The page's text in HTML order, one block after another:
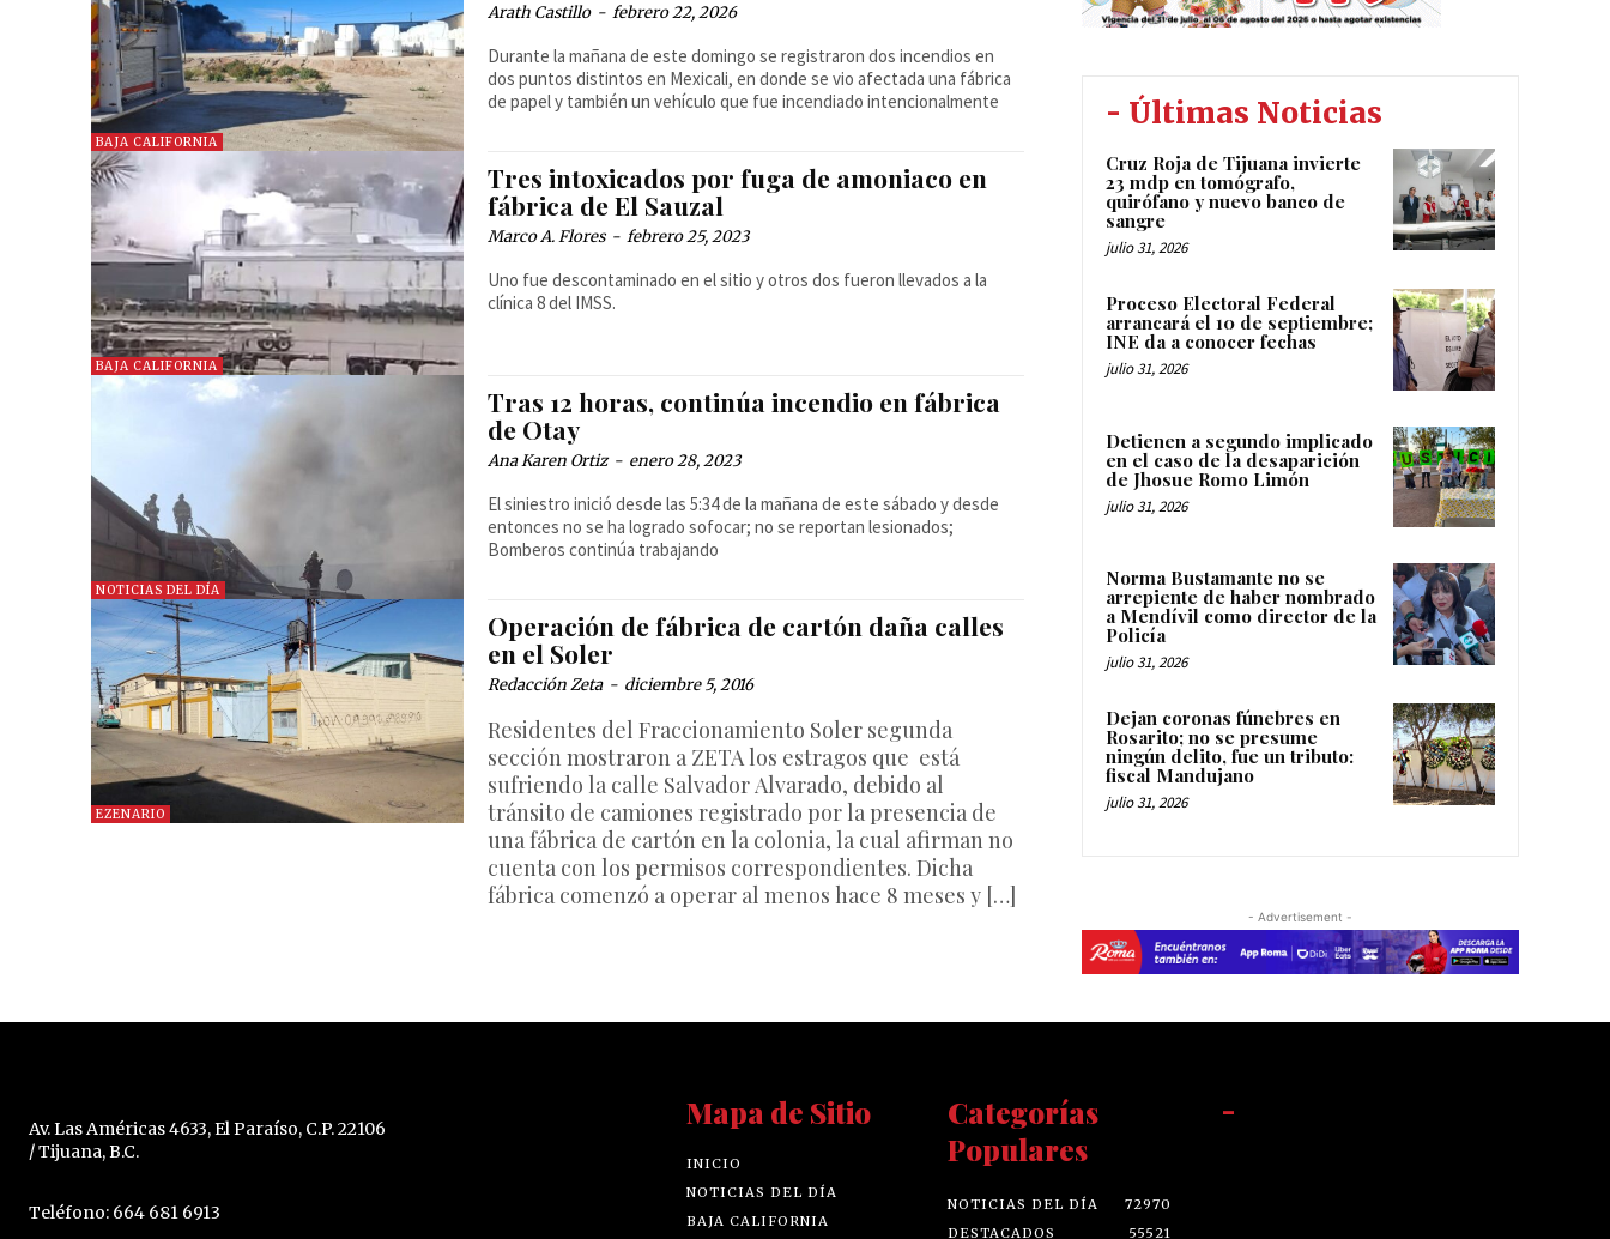
BAJA CALIFORNIA
Arath Castillo - febrero 22, 2026
Durante la mañana de este domingo se registraron dos incendios en
dos puntos distintos en Mexicali, en donde se vio afectada una fábrica
de papel y también un vehículo que fue incendiado intencionalmente
BAJA CALIFORNIA
Tres intoxicados por fuga de amoniaco en
fábrica de El Sauzal
Marco A. Flores - febrero 25, 2023
Uno fue descontaminado en el sitio y otros dos fueron llevados a la
clínica 8 del IMSS.
NOTICIAS DEL DÍA
Tras 12 horas, continúa incendio en fábrica
de Otay
Ana Karen Ortiz - enero 28, 2023
El siniestro inició desde las 5:34 de la mañana de este sábado y desde
entonces no se ha logrado sofocar; no se reportan lesionados;
Bomberos continúa trabajando
EZENARIO
Operación de fábrica de cartón daña calles
en el Soler
Redacción Zeta - diciembre 5, 2016
Residentes del Fraccionamiento Soler segunda
sección mostraron a ZETA los estragos que está
sufriendo la calle Salvador Alvarado, debido al
tránsito de camiones registrado por la presencia de
una fábrica de cartón en la colonia, la cual afirman no
cuenta con los permisos correspondientes. Dicha
fábrica comenzó a operar al menos hace 8 meses y […]
- Últimas Noticias
Cruz Roja de Tijuana invierte
23 mdp en tomógrafo,
quirófano y nuevo banco de
sangre
julio 31, 2026
Proceso Electoral Federal
arrancará el 10 de septiembre;
INE da a conocer fechas
julio 31, 2026
Detienen a segundo implicado
en el caso de la desaparición
de Jhosue Romo Limón
julio 31, 2026
Norma Bustamante no se
arrepiente de haber nombrado
a Mendívil como director de la
Policía
julio 31, 2026
Dejan coronas fúnebres en
Rosarito; no se presume
ningún delito, fue un tributo:
fiscal Mandujano
julio 31, 2026
- Advertisement -
Av. Las Américas 4633, El Paraíso, C.P. 22106
/ Tijuana, B.C.
Teléfono: 664 681 6913
Mapa de Sitio
INICIO
NOTICIAS DEL DÍA
BAJA CALIFORNIA
Categorías
Populares
NOTICIAS DEL DÍA
72970
DESTACADOS
55521
-